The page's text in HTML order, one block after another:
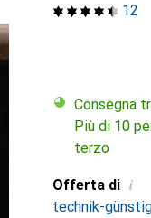
12
Consegna
Più di 10
terzo
Offerta di i
technik-